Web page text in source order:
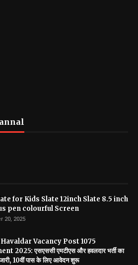
for Kids Slate 12inch Slate 8.5 inch
pen colourful Screen
20, 2025
Havaldar Vacancy Post 1075
2025: एसएससी एमटीएस और हवलदार भर्ती का
10वीं पास के लिए आवेदन शुरू